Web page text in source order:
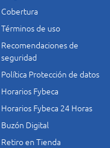
Cobertura
Términos de uso
Recomendaciones de
seguridad
Política Protección de datos
Horarios Fybeca
Horarios Fybeca 24 Horas
Buzón Digital
Retiro en Tienda